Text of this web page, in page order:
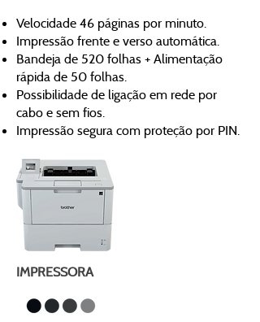
Velocidade 46 páginas por minuto.
Impressão frente e verso automática.
Bandeja de 520 folhas + Alimentação
rápida de 50 folhas.
Possibilidade de ligação em rede por
cabo e sem fios.
Impressão segura com proteção por PIN.
IMPRESSORA